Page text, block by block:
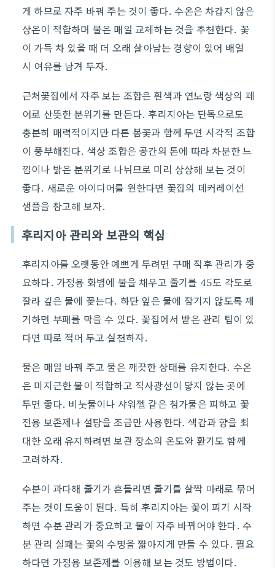
게 하므로 자주 바꿔 주는 것이 좋다. 수온은 차갑지 않은
상온이 적합하며 물은 매일 교체하는 것을 추천한다. 꽃
이 가득 차 있을 때 더 오래 살아남는 경향이 있어 배열
시 여유를 남겨 두자.
근처꽃집에서 자주 보는 조합은 흰색과 연노랑 색상의 페
어로 산뜻한 분위기를 만든다. 후리지아는 단독으로도
충분히 매력적이지만 다른 봄꽃과 함께 두면 시각적 조합
이 풍부해진다. 색상 조합은 공간의 톤에 따라 차분한 느
낌이나 밝은 분위기로 나뉘므로 미리 상상해 보는 것이
좋다. 새로운 아이디어를 원한다면 꽃집의 데커레이션
샘플을 참고해 보자.
후리지아 관리와 보관의 핵심
후리지아를 오랫동안 예쁘게 두려면 구매 직후 관리가 중
요하다. 가정용 화병에 물을 채우고 줄기를 45도 각도로
잘라 깊은 물에 꽂는다. 하단 잎은 물에 잠기지 않도록 제
거하면 부패를 막을 수 있다. 꽃집에서 받은 관리 팁이 있
다면 따로 적어 두고 실천하자.
물은 매일 바꿔 주고 물은 깨끗한 상태를 유지한다. 수온
은 미지근한 물이 적합하고 직사광선이 닿지 않는 곳에
두면 좋다. 비눗물이나 샤워젤 같은 첨가물은 피하고 꽃
전용 보존제나 설탕을 조금만 사용한다. 색감과 향을 최
대한 오래 유지하려면 보관 장소의 온도와 환기도 함께
고려하자.
수분이 과다해 줄기가 흔들리면 줄기를 살짝 아래로 묶어
주는 것이 도움이 된다. 특히 후리지아는 꽃이 피기 시작
하면 수분 관리가 중요하고 물이 자주 바뀌어야 한다. 수
분 관리 실패는 꽃의 수명을 짧아지게 만들 수 있다. 필요
하다면 가정용 보존제를 이용해 보는 것도 방법이다.